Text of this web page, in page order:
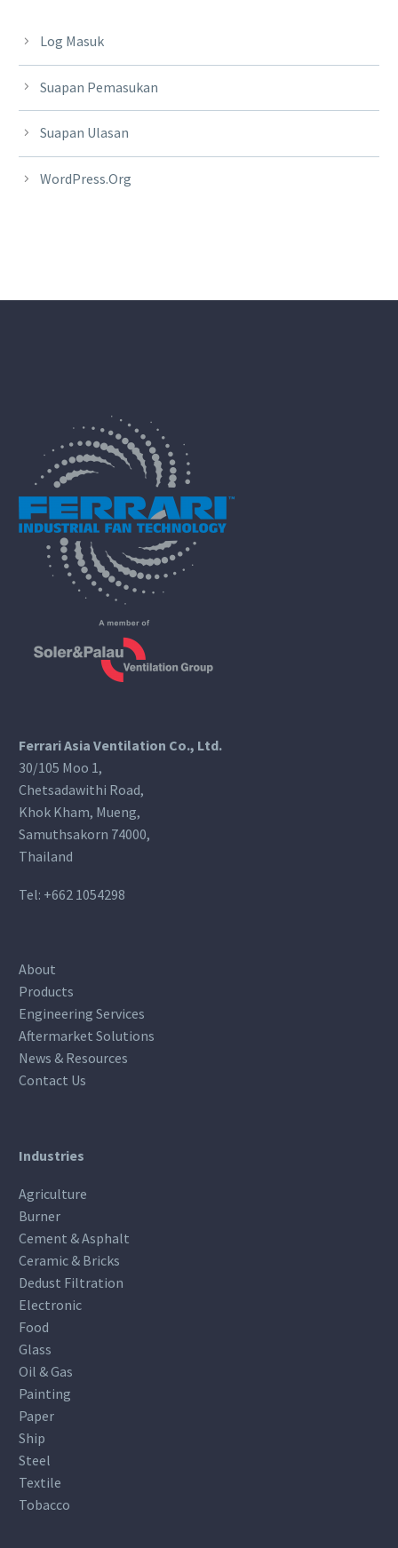
Log Masuk
Suapan Pemasukan
Suapan Ulasan
WordPress.org
Ferrari Asia Ventilation Co., Ltd.
30/105 Moo 1,
Chetsadawithi Road,
Khok Kham, Mueng,
Samuthsakorn 74000,
Thailand
Tel: +662 1054298
About
Products
Engineering Services
Aftermarket Solutions
News & Resources
Contact Us
Industries
Agriculture
Burner
Cement & Asphalt
Ceramic & Bricks
Dedust Filtration
Electronic
Food
Glass
Oil & Gas
Painting
Paper
Ship
Steel
Textile
Tobacco